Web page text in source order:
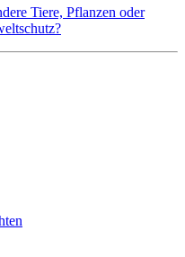
Tiere, Pflanzen oder